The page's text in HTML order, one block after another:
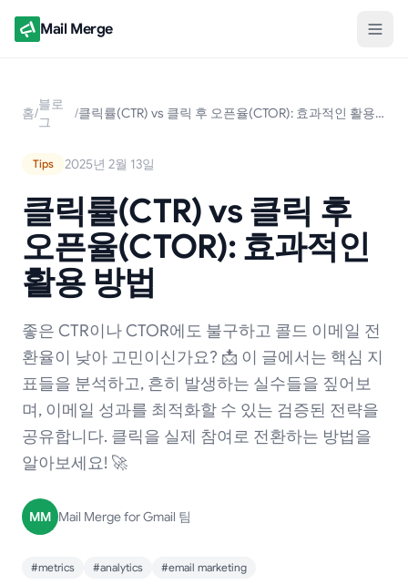
Mail Merge
홈/
블로
그
/ 클릭률(CTR) vs 클릭 후 오픈율(CTOR): 효과적인 활용 방법
Tips 2025년 2월 13일
클릭률(CTR) vs 클릭 후
오픈율(CTOR): 효과적인
활용 방법
좋은 CTR이나 CTOR에도 불구하고 콜드 이메일 전
환율이 낮아 고민이신가요? 📩 이 글에서는 핵심 지
표들을 분석하고, 흔히 발생하는 실수들을 짚어보
며, 이메일 성과를 최적화할 수 있는 검증된 전략을
공유합니다. 클릭을 실제 참여로 전환하는 방법을
알아보세요! 🚀
MM Mail Merge for Gmail 팀
#metrics #analytics #email marketing